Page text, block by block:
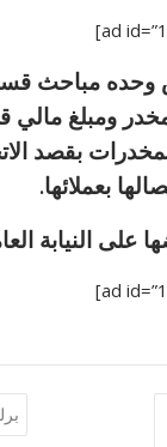
وحده مباحث
بقصد
بعملائها.